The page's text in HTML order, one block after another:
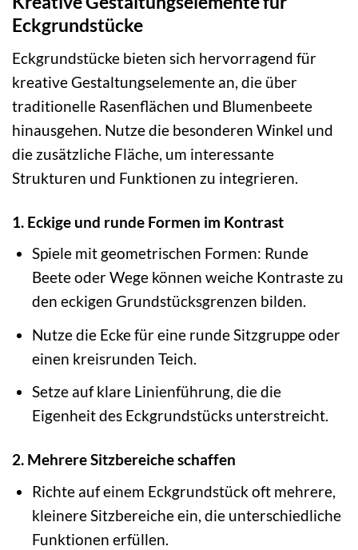
Eckgrundstücke
Eckgrundstücke bieten sich hervorragend für
kreative Gestaltungselemente an, die über
traditionelle Rasenflächen und Blumenbeete
hinausgehen. Nutze die besonderen Winkel und
die zusätzliche Fläche, um interessante
Strukturen und Funktionen zu integrieren.
1. Eckige und runde Formen im Kontrast
Spiele mit geometrischen Formen: Runde
Beete oder Wege können weiche Kontraste zu
den eckigen Grundstücksgrenzen bilden.
Nutze die Ecke für eine runde Sitzgruppe oder
einen kreisrunden Teich.
Setze auf klare Linienführung, die die
Eigenheit des Eckgrundstücks unterstreicht.
2. Mehrere Sitzbereiche schaffen
Richte auf einem Eckgrundstück oft mehrere,
kleinere Sitzbereiche ein, die unterschiedliche
Funktionen erfüllen.